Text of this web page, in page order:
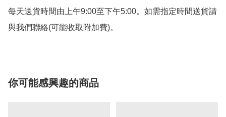
每天送貨時間由上午9:00至下午5:00。如需指定時間送貨請
與我們聯絡(可能收取附加費)。
你可能感興趣的商品